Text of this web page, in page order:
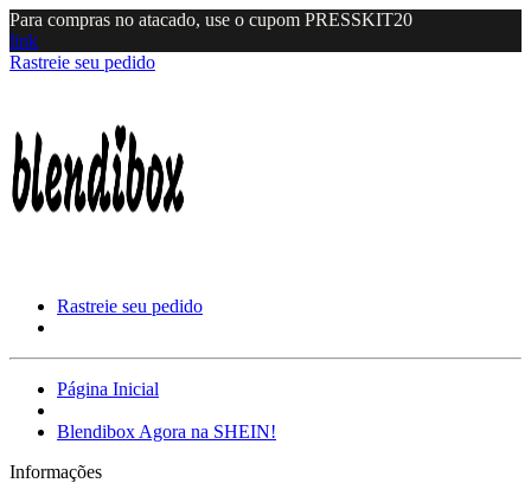
Para compras no atacado, use o cupom PRESSKIT20
link
Rastreie seu pedido
Rastreie seu pedido
Página Inicial
Blendibox Agora na SHEIN!
Informações